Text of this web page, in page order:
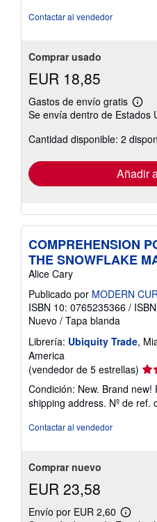
Contactar al vendedor
Comprar usado
EUR 18,85
Gastos de envío gratis
Más
las
tarifas
envío
Se envía dentro de Estados
Cantidad disponible: 2
Añadir
COMPREHENSION
THE SNOWFLAKE
Alice Cary
Publicado por MODERN
ISBN 10: 0765235366 /
Nuevo / Tapa blanda
Librería: Ubiquity Trade,
America
(vendedor de 5 estrellas)
del
5
Condición: New. Brand
shipping address. Nº de ref.
Contactar al vendedor
Comprar nuevo
EUR 23,58
Envío por EUR 2,60
Más